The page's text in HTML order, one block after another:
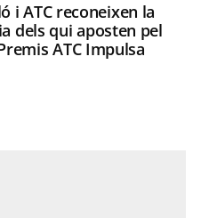
i ATC reconeixen la
dels qui aposten pel
ATC Impulsa